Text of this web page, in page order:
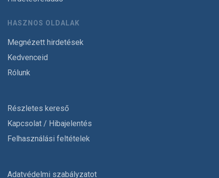
HASZNOS OLDALAK
Megnézett hirdetések
Kedvenceid
Rólunk
Részletes kereső
Kapcsolat / Hibajelentés
Felhasználási feltételek
Adatvédelmi szabályzatot